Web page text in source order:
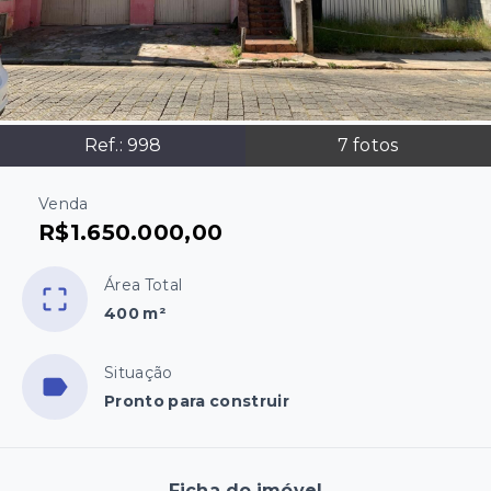
Ref.: 998 7 fotos
Venda
R$1.650.000,00
Área Total
400 m²
Situação
Pronto para construir